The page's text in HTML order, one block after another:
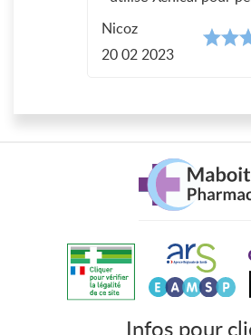
suis vraiment
résultats. La
rapide, l'emballage était
professionnelle
procurer des
ligne en toute
Nicoz
20 02 2023
Infos pour